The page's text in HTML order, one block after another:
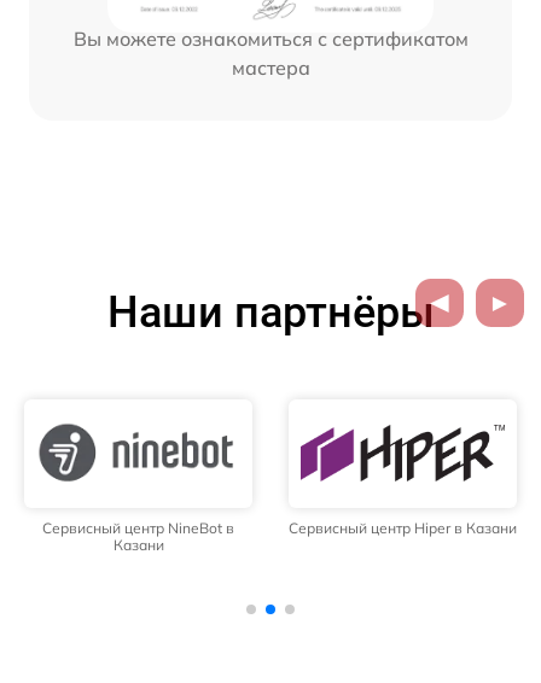
Вы можете ознакомиться с сертификатом
мастера
Наши партнёры
Сервисный центр NineBot в
Казани
Сервисный центр Hiper в Казани